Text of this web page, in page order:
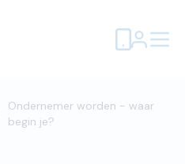
Ondernemer worden - waar
begin je?